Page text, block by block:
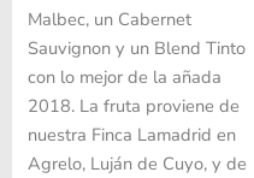
Malbec, un Cabernet
Sauvignon y un Blend Tinto
con lo mejor de la añada
2018. La fruta proviene de
nuestra Finca Lamadrid en
Agrelo, Luján de Cuyo, y de